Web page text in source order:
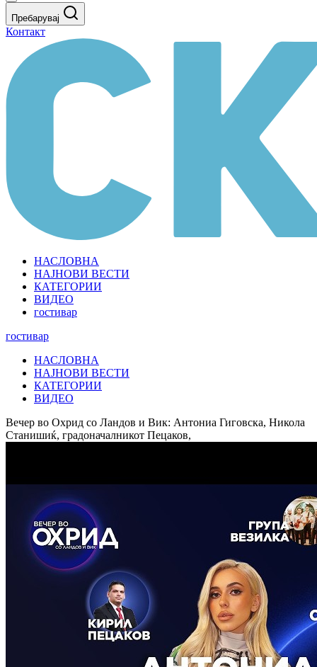
Пребарувај
Контакт
НАСЛОВНА
НАЈНОВИ ВЕСТИ
КАТЕГОРИИ
ВИДЕО
гостивар
гостивар
НАСЛОВНА
НАЈНОВИ ВЕСТИ
КАТЕГОРИИ
ВИДЕО
Вечер во Охрид со Ландов и Вик: Антониа Гиговска, Никола
Станишиќ, градоначалникот Пецаков,